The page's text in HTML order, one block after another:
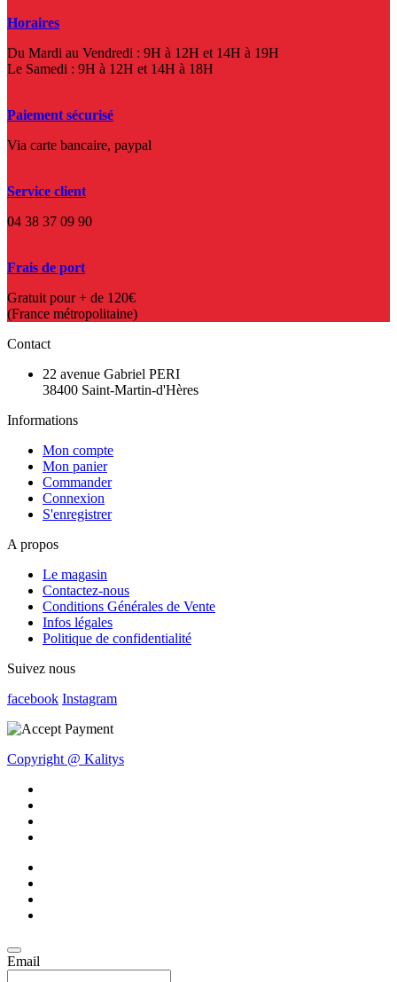
Horaires
Du Mardi au Vendredi : 9H à 12H et 14H à 19H
Le Samedi : 9H à 12H et 14H à 18H
Paiement sécurisé
Via carte bancaire, paypal
Service client
04 38 37 09 90
Frais de port
Gratuit pour + de 120€
(France métropolitaine)
Contact
22 avenue Gabriel PERI
38400 Saint-Martin-d'Hères
Informations
Mon compte
Mon panier
Commander
Connexion
S'enregistrer
A propos
Le magasin
Contactez-nous
Conditions Générales de Vente
Infos légales
Politique de confidentialité
Suivez nous
facebook Instagram
Copyright @ Kalitys
Email